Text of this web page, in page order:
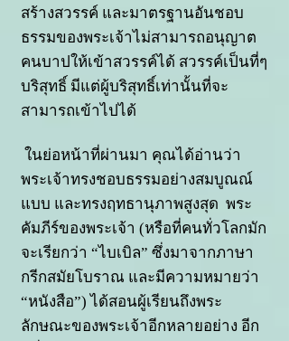
สร้างสวรรค์ และมาตรฐานอันชอบ
ธรรมของพระเจ้าไม่สามารถอนุญาต
คนบาปให้เข้าสวรรค์ได้ สวรรค์เป็นที่ๆ
บริสุทธิ์ มีแต่ผู้บริสุทธิ์เท่านั้นที่จะ
สามารถเข้าไปได้
ในย่อหน้าที่ผ่านมา คุณได้อ่านว่า
พระเจ้าทรงชอบธรรมอย่างสมบูณณ์
แบบ และทรงฤทธานุภาพสูงสุด พระ
คัมภีร์ของพระเจ้า (หรือที่คนทั่วโลกมัก
จะเรียกว่า “ไบเบิล” ซึ่งมาจากภาษา
กรีกสมัยโบราณ และมีความหมายว่า
“หนังสือ”) ได้สอนผู้เรียนถึงพระ
ลักษณะของพระเจ้าอีกหลายอย่าง อีก